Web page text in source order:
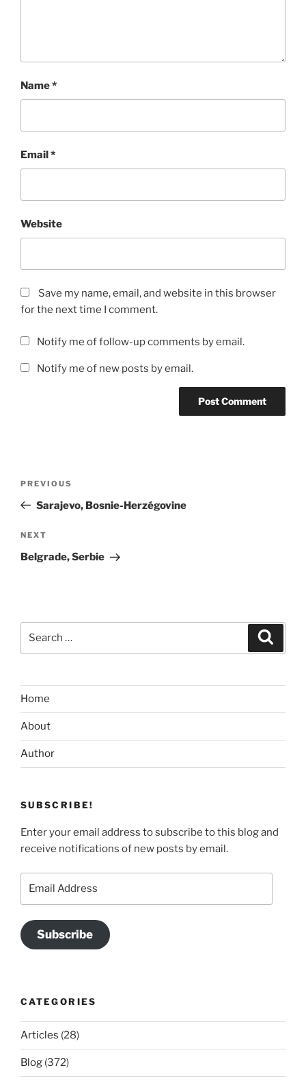
Name*
Email*
Website
Save my name, email, and website in this browser
for the next time I comment.
Notify me of follow-up comments by email.
Notify me of new posts by email.
Previous
Post
PREVIOUS
Sarajevo, Bosnie-Herzégovine
Next
Post
NEXT
Belgrade, Serbie
Home
About
Author
SUBSCRIBE!
Enter your email address to subscribe to this blog and
receive notifications of new posts by email.
Subscribe
CATEGORIES
Articles (28)
Blog (372)